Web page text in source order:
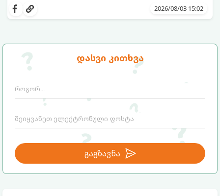
დასვი კითხვა
გაგზავნა
მომზადებაა - მოხარშვის გარეშე.
ბუნებრივ, კაშკაშა გემოს, არომატს და
2026/08/03 15:02